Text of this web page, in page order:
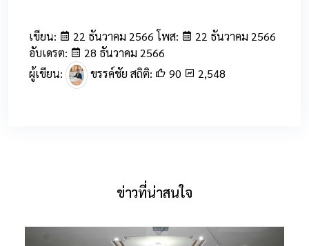
เขียน: 22 ธันวาคม 2566 โพส:
22 ธันวาคม 2566
อับเดรต:
28 ธันวาคม 2566
ผู้เขียน:
ขรรค์ชัย สถิติ: 90 2,548
ข่าวที่น่าสนใจ